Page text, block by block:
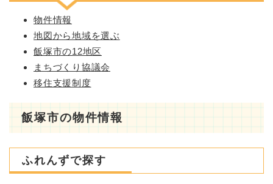
物件情報
地図から地域を選ぶ
飯塚市の12地区
まちづくり協議会
移住支援制度​
飯塚市の物件情報
ふれんずで探す